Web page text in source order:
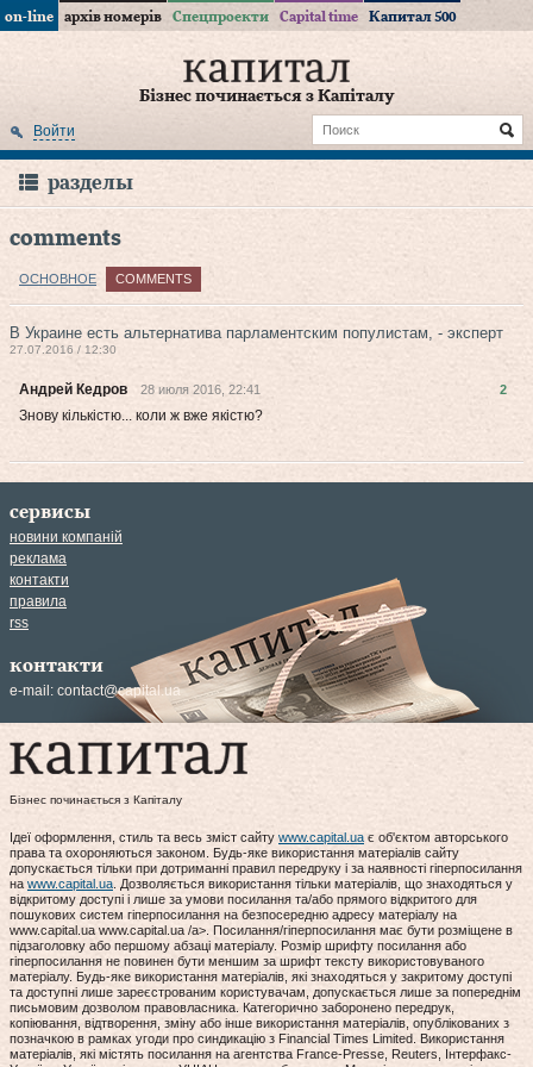
on-line архів номерів Спецпроекти Capital time Капитал 500
Бізнес починається з Капіталу
Войти
разделы
comments
ОСНОВНОЕ COMMENTS
В Украине есть альтернатива парламентским популистам, - эксперт
27.07.2016 / 12:30
Андрей Кедров 28 июля 2016, 22:41
Знову кiлькiстю... коли ж вже якiстю?
2
сервисы
новини компаній
реклама
контакти
правила
rss
контакти
e-mail: contact@capital.ua
Бізнес починається з Капіталу
Ідеї оформлення, стиль та весь зміст сайту www.capital.ua є об'єктом авторського
права та охороняються законом. Будь-яке використання матеріалів сайту
допускається тільки при дотриманні правил передруку і за наявності гіперпосилання
на www.capital.ua . Дозволяється використання тільки матеріалів, що знаходяться у
відкритому доступі і лише за умови посилання та/або прямого відкритого для
пошукових систем гіперпосилання на безпосередню адресу матеріалу на
www.capital.ua www.capital.ua /a>. Посилання/гіперпосилання має бути розміщене в
підзаголовку або першому абзаці матеріалу. Розмір шрифту посилання або
гіперпосилання не повинен бути меншим за шрифт тексту використовуваного
матеріалу. Будь-яке використання матеріалів, які знаходяться у закритому доступі
та доступні лише зареєстрованим користувачам, допускається лише за попереднім
письмовим дозволом правовласника. Категорично заборонено передрук,
копіювання, відтворення, зміну або інше використання матеріалів, опублікованих з
позначкою в рамках угоди про синдикацію з Financial Times Limited. Використання
матеріалів, які містять посилання на агентства France-Presse, Reuters, Інтерфакс-